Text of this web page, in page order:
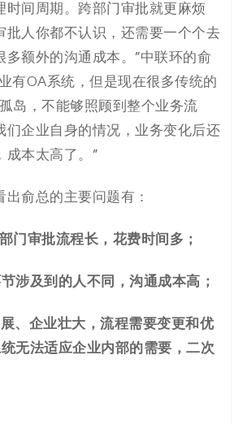
时间周期。跨部门审批就更麻烦
批人你都不认识，还需要一个个去
多额外的沟通成本。”中联环的俞
有OA系统，但是现在很多传统的
岛，不能够照顾到整个业务流
们企业自身的情况，业务变化后还
成本太高了。”
出俞总的主要问题有：
门审批流程长，花费时间多 ；
涉及到的人不同，沟通成本高 ；
、企业壮大，流程需要变更和优
无法适应企业内部的需要， 二次